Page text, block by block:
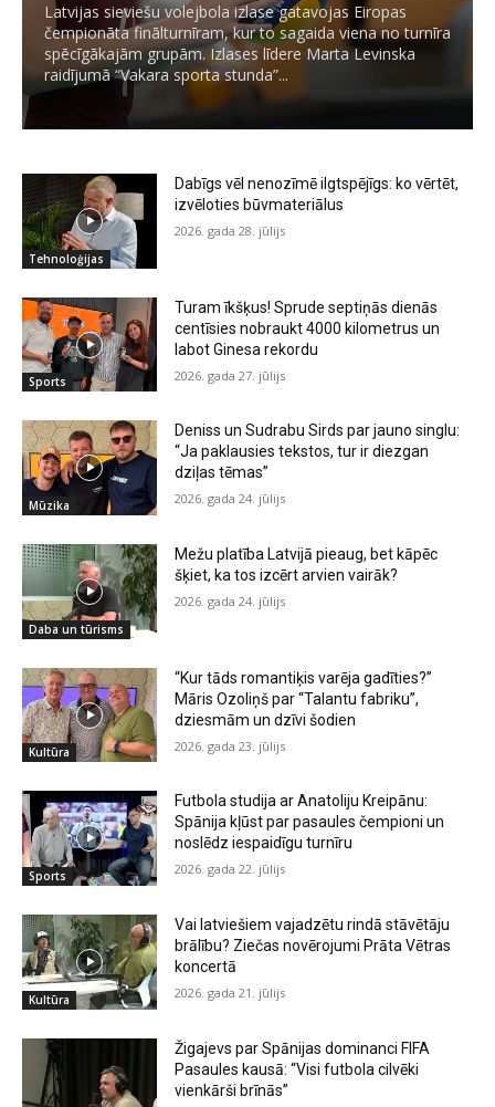
Latvijas sieviešu volejbola izlase gatavojas Eiropas
čempionāta finālturnīram, kur to sagaida viena no turnīra
spēcīgākajām grupām. Izlases līdere Marta Levinska
raidījumā “Vakara sporta stunda”...
Tehnoloģijas
Dabīgs vēl nenozīmē ilgtspējīgs: ko vērtēt,
izvēloties būvmateriālus
2026. gada 28. jūlijs
Sports
Turam īkšķus! Sprude septiņās dienās
centīsies nobraukt 4000 kilometrus un
labot Ginesa rekordu
2026. gada 27. jūlijs
Mūzika
Deniss un Sudrabu Sirds par jauno singlu:
“Ja paklausies tekstos, tur ir diezgan
dziļas tēmas”
2026. gada 24. jūlijs
Daba un tūrisms
Mežu platība Latvijā pieaug, bet kāpēc
šķiet, ka tos izcērt arvien vairāk?
2026. gada 24. jūlijs
Kultūra
“Kur tāds romantiķis varēja gadīties?”
Māris Ozoliņš par “Talantu fabriku”,
dziesmām un dzīvi šodien
2026. gada 23. jūlijs
Sports
Futbola studija ar Anatoliju Kreipānu:
Spānija kļūst par pasaules čempioni un
noslēdz iespaidīgu turnīru
2026. gada 22. jūlijs
Kultūra
Vai latviešiem vajadzētu rindā stāvētāju
brālību? Ziečas novērojumi Prāta Vētras
koncertā
2026. gada 21. jūlijs
Žigajevs par Spānijas dominanci FIFA
Pasaules kausā: “Visi futbola cilvēki
vienkārši brīnās”